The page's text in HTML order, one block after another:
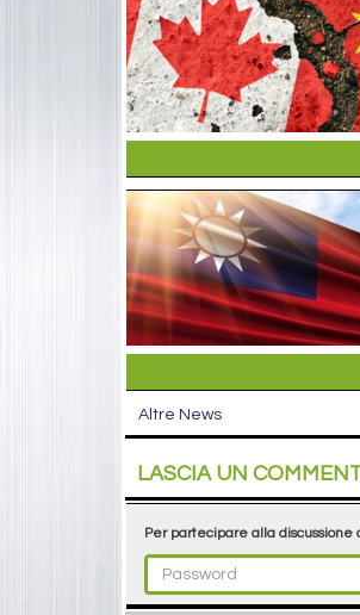
Altre News
LASCIA UN
Per partecipare alla